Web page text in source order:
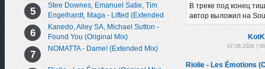
Stee Downes, Emanuel Satie, Tim
Engelhardt, Maga - Lifted (Extended
Mix)
Kanedo, Alley SA, Michael Sutton -
Found You (Original Mix)
NOMATTA - Dame! (Extended Mix)
В треке под конец
автор выложил на
07.08.2026 |
Riolie - Les Émotions